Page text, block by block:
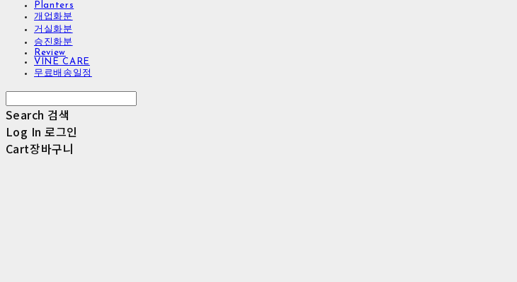
Planters
개업화분
거실화분
승진화분
Review
VINE CARE
무료배송일정
Search 검색
Log In 로그인
Cart장바구니